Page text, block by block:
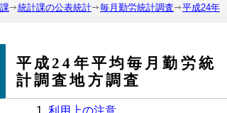
課
統計課の公表統計 毎月勤労統計調査 平成24年
平成24年平均毎月勤労統
計調査地方調査
利用上の注意